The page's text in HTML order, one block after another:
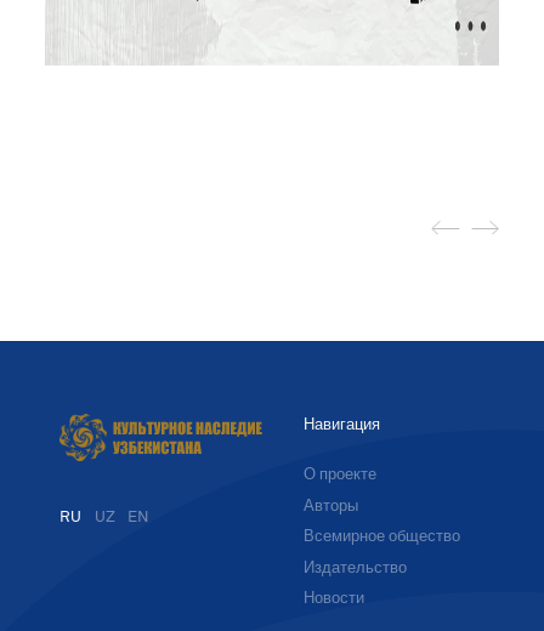
RU UZ EN
Навигация
О проекте
Авторы
Всемирное общество
Издательство
Новости